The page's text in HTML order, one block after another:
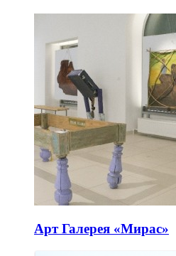
Арт Галерея «Мирас»